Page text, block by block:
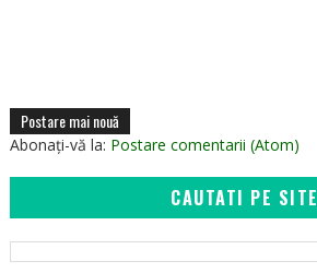
Postare mai nouă
Abonați-vă la: Postare comentarii (Atom)
CAUTATI PE SITE